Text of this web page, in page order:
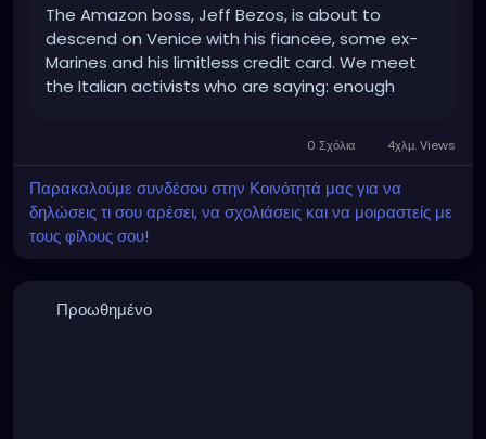
The Amazon boss, Jeff Bezos, is about to
descend on Venice with his fiancee, some ex-
Marines and his limitless credit card. We meet
the Italian activists who are saying: enough
0 Σχόλια 4χλμ. Views
Παρακαλούμε συνδέσου στην Κοινότητά μας για να
δηλώσεις τι σου αρέσει, να σχολιάσεις και να μοιραστείς με
τους φίλους σου!
Προωθημένο